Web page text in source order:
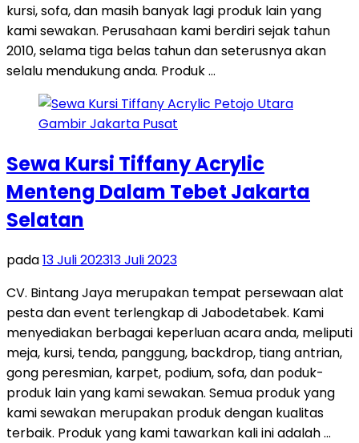
kursi, sofa, dan masih banyak lagi produk lain yang
kami sewakan. Perusahaan kami berdiri sejak tahun
2010, selama tiga belas tahun dan seterusnya akan
selalu mendukung anda. Produk …
Sewa Kursi Tiffany Acrylic
Menteng Dalam Tebet Jakarta
Selatan
pada13 Juli 202313 Juli 2023
CV. Bintang Jaya merupakan tempat persewaan alat
pesta dan event terlengkap di Jabodetabek. Kami
menyediakan berbagai keperluan acara anda, meliputi
meja, kursi, tenda, panggung, backdrop, tiang antrian,
gong peresmian, karpet, podium, sofa, dan poduk-
produk lain yang kami sewakan. Semua produk yang
kami sewakan merupakan produk dengan kualitas
terbaik. Produk yang kami tawarkan kali ini adalah …